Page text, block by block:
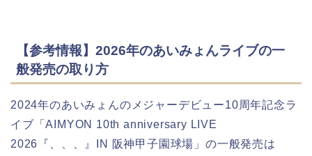
【参考情報】2026年のあいみょんライブの一
般発売の取り方
2024年のあいみょんのメジャーデビュー10周年記念ラ
イブ「AIMYON 10th anniversary LIVE
2026『、、、』IN 阪神甲子園球場」の一般発売は